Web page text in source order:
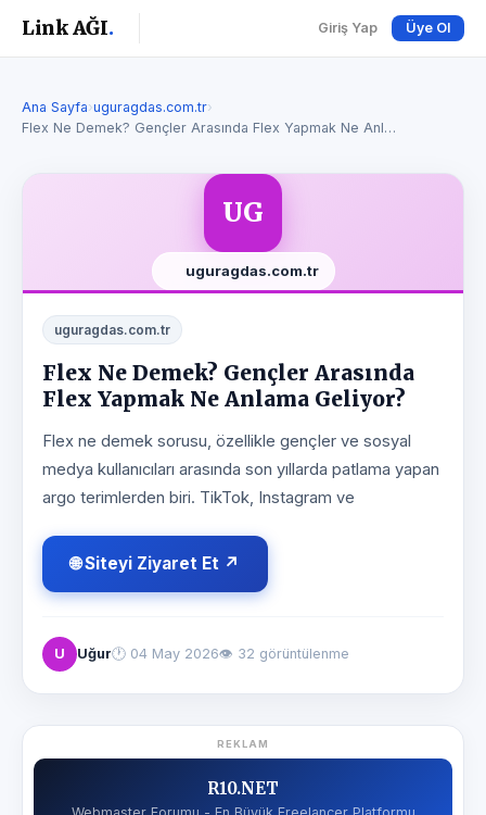
Link AĞI. Giriş Yap Üye Ol
Ana Sayfa›uguragdas.com.tr›
Flex Ne Demek? Gençler Arasında Flex Yapmak Ne Anl…
UG
uguragdas.com.tr
uguragdas.com.tr
Flex Ne Demek? Gençler Arasında
Flex Yapmak Ne Anlama Geliyor?
Flex ne demek sorusu, özellikle gençler ve sosyal
medya kullanıcıları arasında son yıllarda patlama yapan
argo terimlerden biri. TikTok, Instagram ve
🌐 Siteyi Ziyaret Et ↗
U Uğur🕐 04 May 2026👁 32 görüntülenme
REKLAM
R10.NET